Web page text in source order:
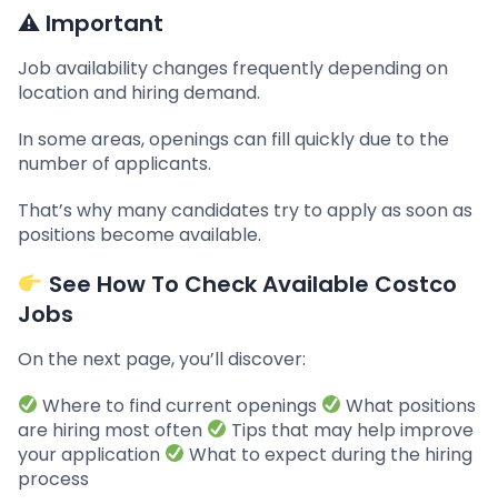
⚠ Important
Job availability changes frequently depending on
location and hiring demand.
In some areas, openings can fill quickly due to the
number of applicants.
That’s why many candidates try to apply as soon as
positions become available.
See How To Check Available Costco
Jobs
On the next page, you’ll discover:
Where to find current openings
What positions
are hiring most often
Tips that may help improve
your application
What to expect during the hiring
process